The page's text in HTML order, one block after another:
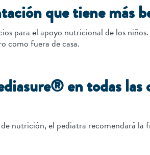
que tiene más
para el apoyo nutricional de los
como fuera de casa.
en todas
nutrición, el pediatra recomendará